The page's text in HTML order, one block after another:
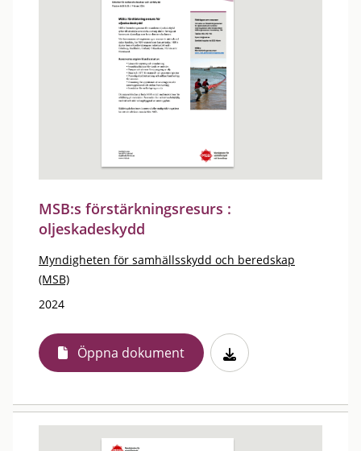
MSB:s förstärkningsresurs :
oljeskadeskydd
Myndigheten för samhällsskydd och beredskap
(MSB)
2024
Öppna dokument